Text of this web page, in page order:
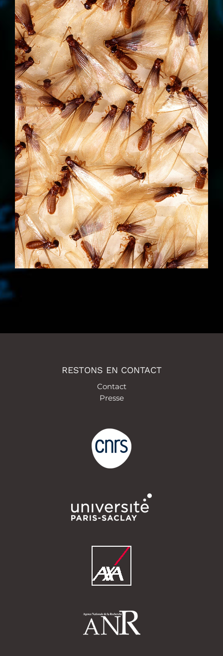
RESTONS EN CONTACT
Contact
Presse